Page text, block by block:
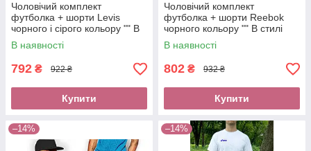
Чоловічий комплект
футболка + шорти Levis
чорного і сірого кольору "" В
стилі levi's ""
В наявності
792 ₴ 922 ₴
Купити
Чоловічий комплект
футболка + шорти Reebok
чорного кольору "" В стилі
Reebok ""
В наявності
802 ₴ 932 ₴
Купити
–14% –14%